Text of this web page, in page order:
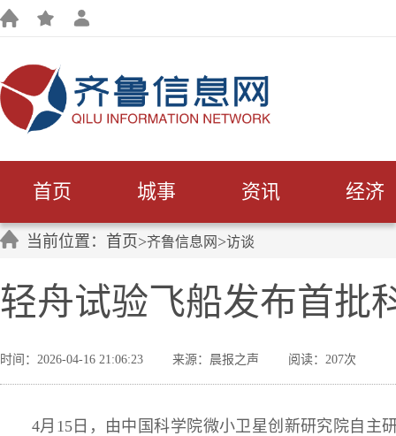
首页 城事 资讯 经济
当前位置：首页>齐鲁信息网 >访谈
轻舟试验飞船发布首批
时间：2026-04-16 21:06:23 来源：晨报之声 阅读：207次
4月15日，由中国科学院微小卫星创新研究院自主